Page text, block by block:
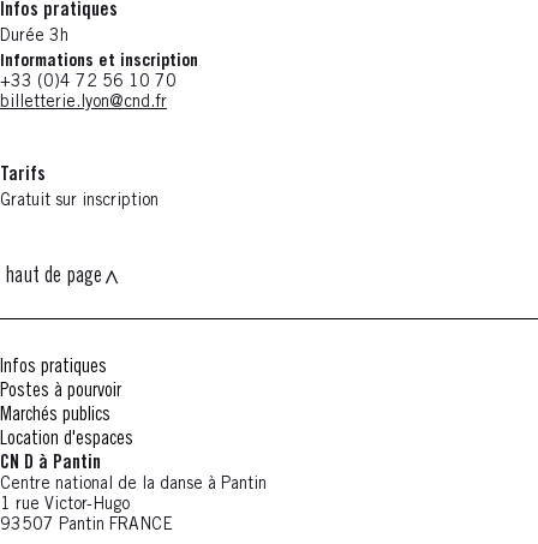
Infos pratiques
Durée 3h
Informations et inscription
+33 (0)4 72 56 10 70
billetterie.lyon@cnd.fr
Tarifs
Gratuit sur inscription
haut de page
Infos pratiques
Postes à pourvoir
Marchés publics
Location d'espaces
CN D à Pantin
Centre national de la danse à Pantin
1 rue Victor-Hugo
93507 Pantin FRANCE